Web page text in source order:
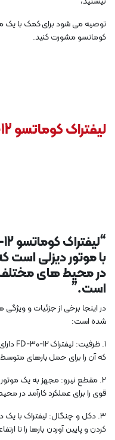
توصیه می شود برای کمک با یک
کوماتسو مشورت کنید.
لیفتراک کوماتسو FD-30-12
با موتور دیزلی است
در محیط های
است.”
شده است:
که آن را برای حمل بارهای
2. مقطع نیرو: مجهز به یک
قوی را برای عملکرد کارآمد
3. دکل و چنگال: لیفتراک با
کردن و پایین آوردن بارها را تا